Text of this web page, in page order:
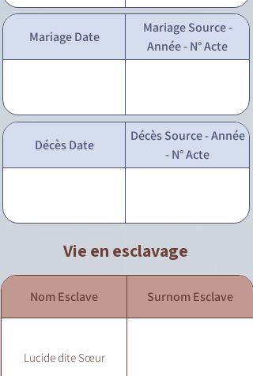
Mariage Date
Mariage Source -
Année - N° Acte
Décès Date
Décès Source - Année
- N° Acte
Vie en esclavage
Nom Esclave Surnom Esclave
Lucide dite Sœur